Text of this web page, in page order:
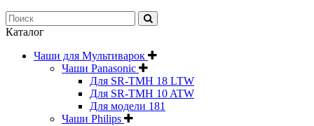
Каталог
Чаши для Мультиварок
Чаши Panasonic
Для SR-TMH 18 LTW
Для SR-TMH 10 ATW
Для модели 181
Чаши Philips